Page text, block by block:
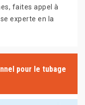
faites appel à
experte en la
pour le tubage